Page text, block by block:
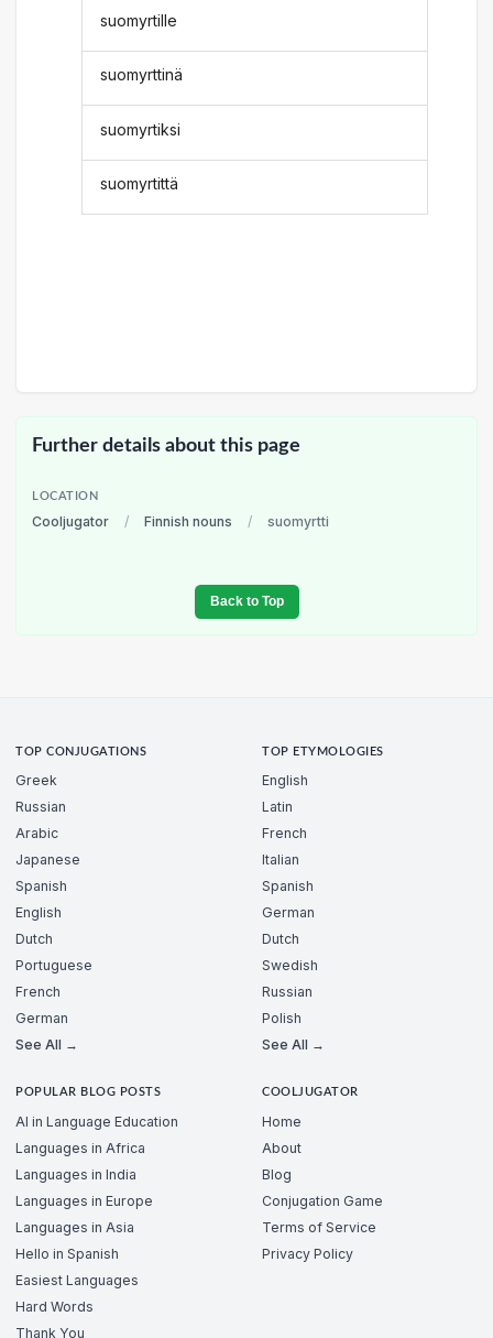
suomyrtille
suomyrttinä
suomyrtiksi
suomyrtittä
Further details about this page
LOCATION
Cooljugator / Finnish nouns / suomyrtti
Back to Top
TOP CONJUGATIONS
Greek
Russian
Arabic
Japanese
Spanish
English
Dutch
Portuguese
French
German
See All →
TOP ETYMOLOGIES
English
Latin
French
Italian
Spanish
German
Dutch
Swedish
Russian
Polish
See All →
POPULAR BLOG POSTS
AI in Language Education
Languages in Africa
Languages in India
Languages in Europe
Languages in Asia
Hello in Spanish
Easiest Languages
Hard Words
Thank You
COOLJUGATOR
Home
About
Blog
Conjugation Game
Terms of Service
Privacy Policy